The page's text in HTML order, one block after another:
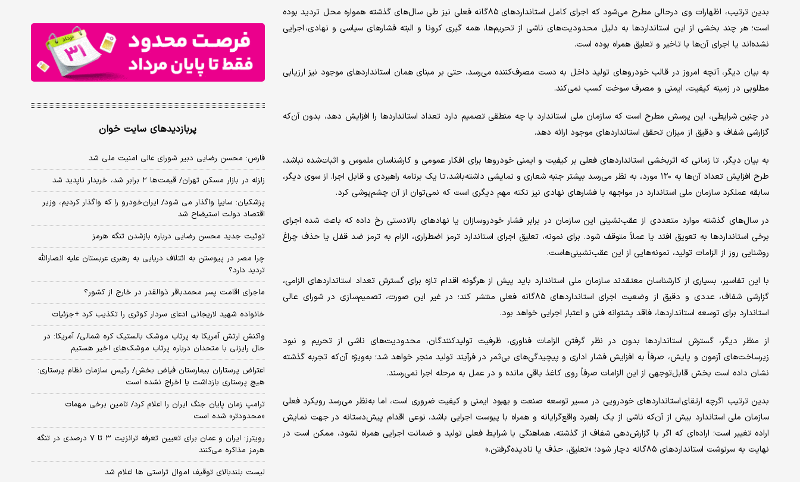
بدین ترتیب، اظهارات وی درحالی مطرح می‌شود که اجرای کامل استانداردهای ۸۵‌گانه فعلی نیز طی سال‌های گذشته همواره محل تردید بوده
است؛ هر چند بخشی از این استانداردها به دلیل محدودیت‌های ناشی از تحریم‌ها، همه گیری کرونا و البته فشارهای سیاسی و نهادی، اجرایی
نشده‌اند یا اجرای آن‌ها با تاخیر و تعلیق همراه بوده است.
به بیان دیگر، آنچه امروز در قالب خودروهای تولید داخل به دست مصرف‌کننده می‌رسد، حتی بر مبنای همان استانداردهای موجود نیز ارزیابی
مطلوبی در زمینه کیفیت، ایمنی و مصرف سوخت کسب نمی‌کند.
در چنین شرایطی، این پرسش مطرح است که سازمان ملی استاندارد با چه منطقی تصمیم دارد تعداد استانداردها را افزایش دهد، بدون آن‌که
گزارشی شفاف و دقیق از میزان تحقق استانداردهای موجود ارائه دهد.
به بیان دیگر، تا زمانی که اثربخشی استانداردهای فعلی بر کیفیت و ایمنی خودروها برای افکار عمومی و کارشناسان ملموس و اثبات‌شده نباشد،
طرح افزایش تعداد آن‌ها به ۱۲۰ مورد، به نظر می‌رسد بیشتر جنبه شعاری و نمایشی داشته‌باشد، تا یک برنامه راهبردی و قابل اجرا. از سوی دیگر،
سابقه عملکرد سازمان ملی استاندارد در مواجهه با فشارهای نهادی نیز نکته مهم دیگری است که نمی‌توان از آن چشم‌پوشی کرد.
در سال‌های گذشته موارد متعددی از عقب‌نشینی این سازمان در برابر فشار خودروسازان یا نهادهای بالادستی رخ داده که باعث شده اجرای
برخی استانداردها به تعویق افتد یا عملاً متوقف شود. برای نمونه، تعلیق اجرای استاندارد ترمز اضطراری، الزام به ترمز ضد قفل یا حذف چراغ
روشنایی روز از الزامات تولید، نمونه‌هایی از این عقب‌نشینی‌هاست.
با این تفاسیر، بسیاری از کارشناسان معتقدند سازمان ملی استاندارد باید پیش از هرگونه اقدام تازه برای گسترش تعداد استانداردهای الزامی،
گزارشی شفاف، عددی و دقیق از وضعیت اجرای استانداردهای ۸۵‌گانه فعلی منتشر کند؛‌ در غیر این صورت، تصمیم‌سازی در شورای عالی
استاندارد برای توسعه استانداردها، فاقد پشتوانه فنی و اعتبار اجرایی خواهد بود.
از منظر دیگر، گسترش استانداردها بدون در نظر گرفتن الزامات فناوری، ظرفیت تولیدکنندگان، محدودیت‌های ناشی از تحریم و نبود
زیرساخت‌های آزمون و پایش، صرفاً به افزایش فشار اداری و پیچیدگی‌های بی‌ثمر در فرآیند تولید منجر خواهد شد‌؛‌ به‌ویژه آن‌که تجربه گذشته
نشان داده است بخش قابل‌توجهی از این الزامات صرفاً روی کاغذ باقی مانده و در عمل به مرحله اجرا نمی‌رسند.
بدین ترتیب اگرچه ارتقای استانداردهای خودرویی در مسیر توسعه صنعت و بهبود ایمنی و کیفیت ضروری است، اما به‌نظر می‌رسد رویکرد فعلی
سازمان ملی استاندارد بیش از آن‌که ناشی از یک راهبرد واقع‌گرایانه و همراه با پیوست اجرایی باشد، نوعی اقدام پیش‌دستانه در جهت نمایش
اراده تغییر است؛ اراده‌ای که اگر با گزارش‌دهی شفاف از گذشته، هماهنگی با شرایط فعلی تولید و ضمانت اجرایی همراه نشود، ممکن است در
نهایت به سرنوشت استانداردهای ۸۵‌گانه دچار شود؛ «تعلیق، حذف یا نادیده‌گرفتن.»
پربازدیدهای سایت خوان
فارس: محسن رضایی دبیر شورای عالی امنیت ملی شد
زلزله در بازار مسکن تهران/ قیمت‌ها ۲ برابر شد، خریدار ناپدید شد
پزشکیان: سایپا واگذار می شود/ ایران‌خودرو را که واگذار کردیم، وزیر
اقتصاد دولت استیضاح شد
توئیت جدید محسن رضایی درباره بازشدن تنگه هرمز
چرا مصر در پیوستن به ائتلاف دریایی به رهبری عربستان علیه انصارالله
تردید دارد؟
ماجرای اقامت پسر محمدباقر ذوالقدر در خارج از کشور؟
خانواده شهید لاریجانی ادعای سردار کوثری را تکذیب کرد +جزئیات
واکنش ارتش آمریکا به پرتاب موشک بالستیک کره شمالی/ آمریکا: در
حال رایزنی با متحدان درباره پرتاب موشک‌های اخیر هستیم
اعتراض پرستاران بیمارستان فیاض بخش/ رئیس سازمان نظام پرستاری:
هیچ پرستاری بازداشت یا اخراج نشده است
ترامپ زمان پایان جنگ ایران را اعلام کرد/ تامین برخی مهمات
«محدودتر» شده است
رویترز: ایران و عمان برای تعیین تعرفه ترانزیت ۳ تا ۷ درصدی در تنگه
هرمز مذاکره می‌کنند
لیست بلندبالای توقیف اموال تراستی ها اعلام شد